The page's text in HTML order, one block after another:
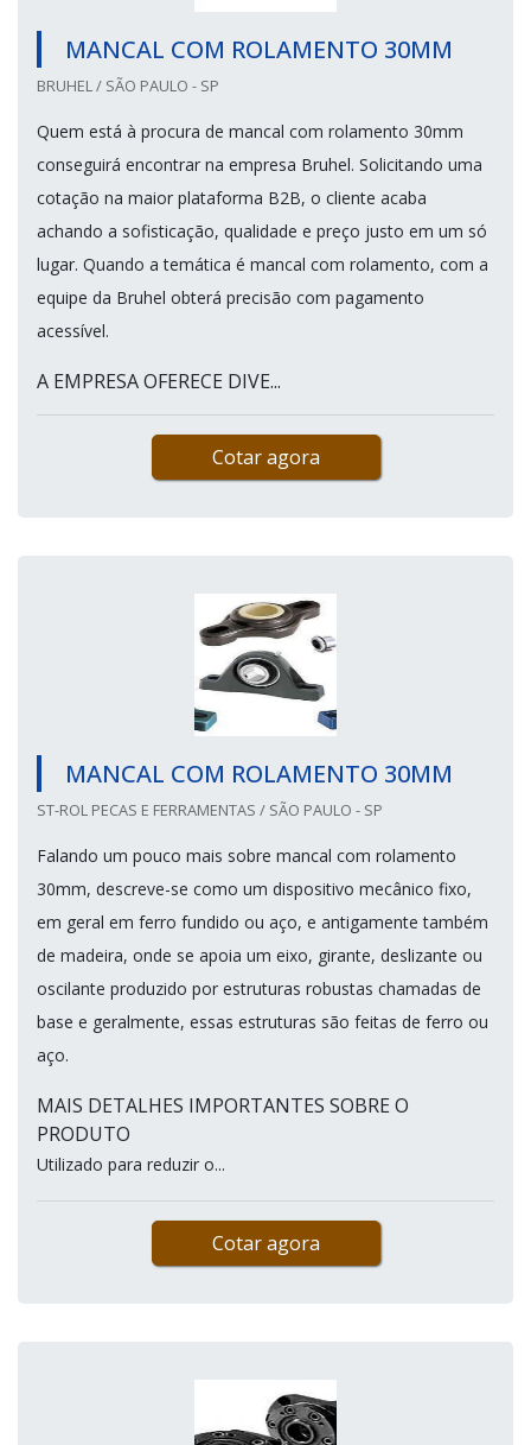
MANCAL COM ROLAMENTO 30MM
BRUHEL / SÃO PAULO - SP
Quem está à procura de mancal com rolamento 30mm
conseguirá encontrar na empresa Bruhel. Solicitando uma
cotação na maior plataforma B2B, o cliente acaba
achando a sofisticação, qualidade e preço justo em um só
lugar. Quando a temática é mancal com rolamento, com a
equipe da Bruhel obterá precisão com pagamento
acessível.
A EMPRESA OFERECE DIVE...
Cotar agora
MANCAL COM ROLAMENTO 30MM
ST-ROL PECAS E FERRAMENTAS / SÃO PAULO - SP
Falando um pouco mais sobre mancal com rolamento
30mm, descreve-se como um dispositivo mecânico fixo,
em geral em ferro fundido ou aço, e antigamente também
de madeira, onde se apoia um eixo, girante, deslizante ou
oscilante produzido por estruturas robustas chamadas de
base e geralmente, essas estruturas são feitas de ferro ou
aço.
MAIS DETALHES IMPORTANTES SOBRE O
PRODUTO
Utilizado para reduzir o...
Cotar agora